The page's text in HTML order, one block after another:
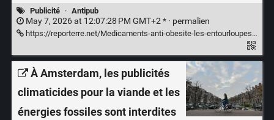
Publicité · Antipub
May 7, 2026 at 12:07:28 PM GMT+2 * · permalien
https://reporterre.net/Medicaments-anti-obesite-les-entourloupes-des-gros-labos-Novo-Nordisk-et-Eli-Lilly
À Amsterdam, les publicités
climaticides pour la viande et les
énergies fossiles sont interdites